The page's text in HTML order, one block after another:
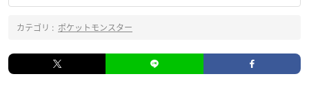
カテゴリ : ポケットモンスター